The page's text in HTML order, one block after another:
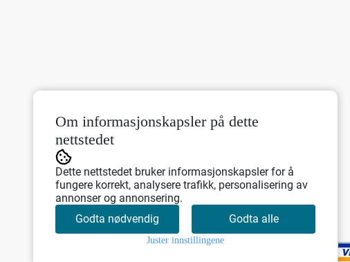
Om informasjonskapsler på dette
nettstedet
Dette nettstedet bruker informasjonskapsler for å
fungere korrekt, analysere trafikk, personalisering av
annonser og annonsering.
Godta nødvendig
Godta alle
Juster innstillingene